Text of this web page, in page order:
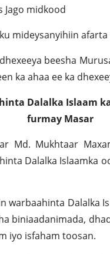
Jago midkood
mideysanyihiin
beesha
ka ahaa ee ka
Dalalka Islaam
furmay Masar
Md. Mukhtaar
Dalalka Islaamka
warbaahinta Dalalka
biniaadanimada,
iyo isfaham toosan.